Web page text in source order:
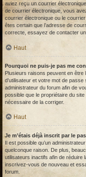
aviez reçu un courrier
de courrier électronique, vous
courrier électronique ou le
êtes certain que l’adresse de
correcte, essayez de contacter
Haut
Pourquoi ne puis-je pas me
Plusieurs raisons peuvent en
d’utilisateur et votre mot de
administrateur du forum afin de
possible que le propriétaire du
nécessaire de la corriger.
Haut
Je m’étais déjà inscrit par le
Il est possible qu’un
quelconque raison. De plus,
utilisateurs inactifs afin de réduire
inscrivez-vous de nouveau et
forum.